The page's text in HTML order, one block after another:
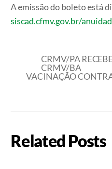
A emissão do boleto está
siscad.cfmv.gov.br/
CRMV/PA
CRMV/BA
VACINAÇÃO
Related Posts